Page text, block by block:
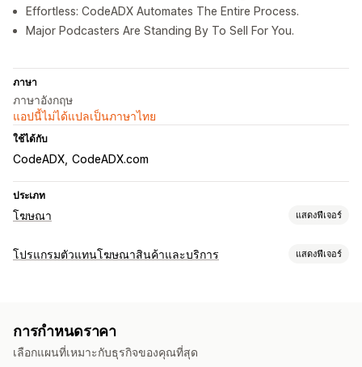
Effortless: CodeADX Automates The Entire Process.
Major Podcasters Are Standing By To Sell For You.
ภาษา
ภาษาอังกฤษ
แอปนี้ไม่ได้แปลเป็นภาษาไทย
ใช้ได้กับ
CodeADX CodeADX.com
ประเภท
โฆษณา แสดงฟีเจอร์
การกำหนดเป้าหมาย
การเพิ่มประสิทธิภาพด้วย AI
อินฟลูเอ็นเซอร์แลตัวแทนโฆษณาสินค้าและบริการ
โปรแกรมตัวแทนโฆษณาสินค้าและบริการ แสดงฟีเจอร์
การจัดการการแนะนำ
การกำหนดราคา
เลือกแผนที่เหมาะกับธุรกิจของคุณที่สุด